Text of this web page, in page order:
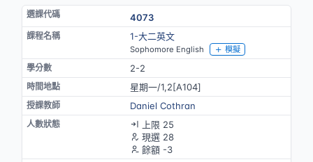
4073
1-大二英文
Sophomore English 模擬
2-2
星期一/1,2[A104]
Daniel Cothran
上限 25
現選 28
餘額 -3